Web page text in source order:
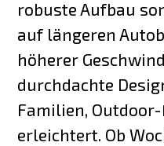
robuste Aufbau
auf längeren
höherer
durchdachte
Familien,
erleichtert. Ob